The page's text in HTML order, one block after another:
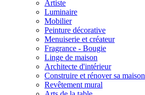
Artiste
Luminaire
Mobilier
Peinture décorative
Menuiserie et créateur
Fragrance - Bougie
Linge de maison
Architecte d'intérieur
Construire et rénover sa maison
Revêtement mural